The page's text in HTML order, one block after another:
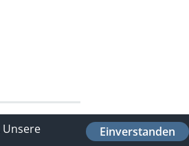
Einverstanden
Unsere